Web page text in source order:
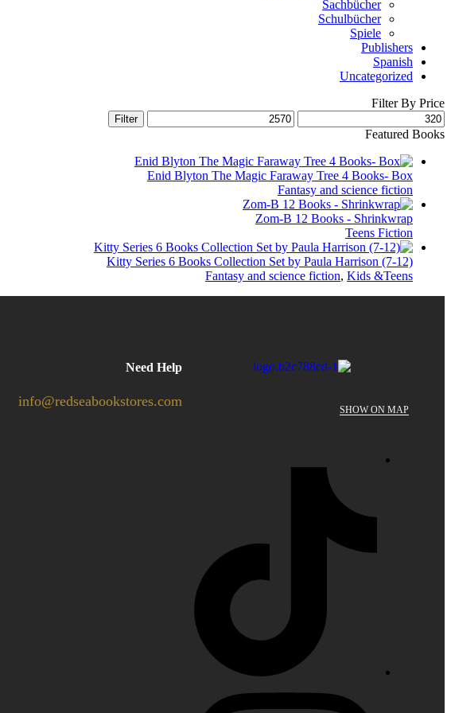
Sachbücher
Schulbücher
Spiele
Publishers
Spanish
Uncategorized
Filter By Price
Filter
Featured Books
Enid Blyton The Magic Faraway Tree 4 Books- Box
Fantasy and science fiction
Zom-B 12 Books - Shrinkwrap
Teens Fiction
Kitty Series 6 Books Collection Set by Paula Harrison (7-12)
Fantasy and science fiction, Kids &Teens
SHOW ON MAP
Need Help
info@redseabookstores.com